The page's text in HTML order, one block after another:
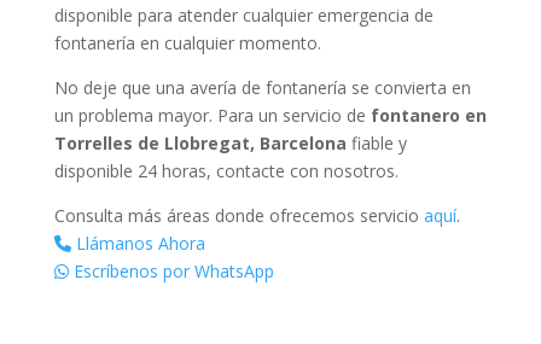
disponible para atender cualquier emergencia de
fontanería en cualquier momento.
No deje que una avería de fontanería se convierta en
un problema mayor. Para un servicio de fontanero en
Torrelles de Llobregat, Barcelona fiable y
disponible 24 horas, contacte con nosotros.
Consulta más áreas donde ofrecemos servicio aquí.
Llámanos Ahora
Escríbenos por WhatsApp